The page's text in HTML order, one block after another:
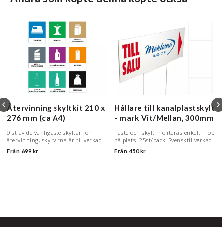
Återvinning skyltkit 210 x
276 mm (ca A4)
9 st av de vanligaste skyltar för
återvinning, skyltarna är tillverkade
i plast.
Från 699 kr
Hållare till kanalplastskylt
- mark Vit/Mellan, 300mm
Fäste och skylt monteras enkelt ihop
på plats. 25st/pack. Svensktillverkad!
Från 450 kr